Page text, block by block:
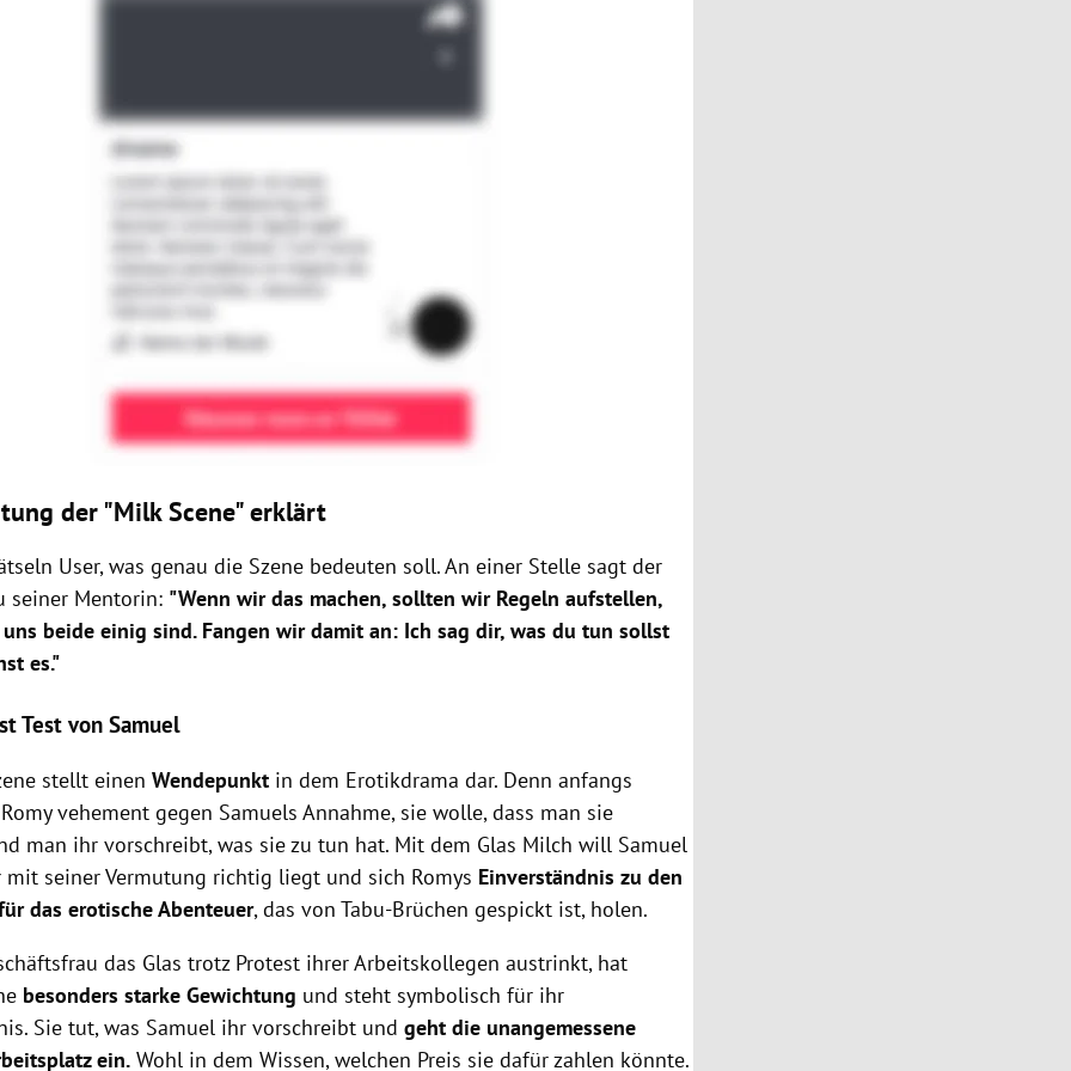
der "Milk Scene" erklärt
User, was genau die Szene bedeuten soll. An einer Stelle sagt der
seiner Mentorin: "Wenn wir das machen, sollten wir Regeln aufstellen,
beide einig sind. Fangen wir damit an: Ich sag dir, was du tun sollst
es."
Test von Samuel
stellt einenWendepunkt in dem Erotikdrama dar. Denn anfangs
vehement gegen Samuels Annahme, sie wolle, dass man sie
man ihr vorschreibt, was sie zu tun hat. Mit dem Glas Milch will Samuel
mit seiner Vermutung richtig liegt und sich Romys Einverständnis zu den
das erotische Abenteuer, das von Tabu-Brüchen gespickt ist, holen.
das Glas trotz Protest ihrer Arbeitskollegen austrinkt, hat
besonders starke Gewichtung und steht symbolisch für ihr
Sie tut, was Samuel ihr vorschreibt undgeht die unangemessene
ein. Wohl in dem Wissen, welchen Preis sie dafür zahlen könnte.